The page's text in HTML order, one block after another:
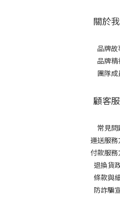
關於
品牌故
品牌精
團隊成
顧客
常見問
運送服務
付款服
退換貨
條款與
防詐騙